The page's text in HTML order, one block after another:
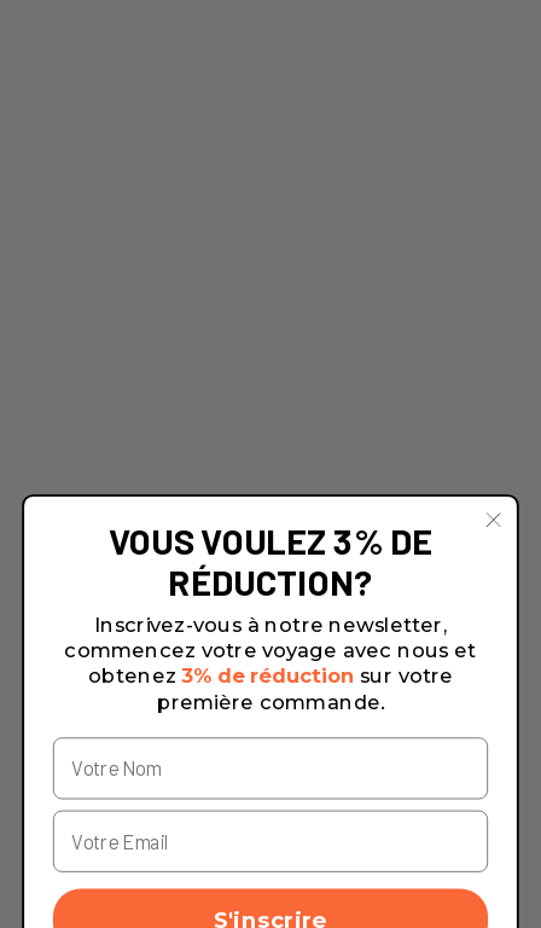
VOUS VOULEZ 3% DE
RÉDUCTION?
Inscrivez-vous à notre newsletter,
commencez votre voyage avec nous et
obtenez 3% de réduction sur votre
première commande.
S'inscrire